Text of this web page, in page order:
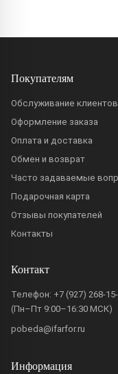
Покупателям
Обслуживание клиентов
Оформление заказа
Оплата и доставка
Обмен и возврат
Часто задаваемые
Подарочная карта
Отзывы покупателей
Контакты
Контакт
Телефон: +7 (927) 268-
(Пн–Пт 9:00–16:30 МСК)
pobeda@ifarfor.ru
Информация